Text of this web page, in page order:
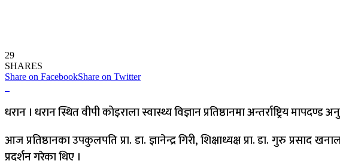
29
SHARES
Share on FacebookShare on Twitter
धरान । धरान स्थित वीपी कोइराला स्वास्थ्य विज्ञान प्रतिष्ठानमा अन्तर्राष्ट्रिय
आज प्रतिष्ठानका उपकुलपति प्रा. डा. ज्ञानेन्द्र गिरी, शिक्षाध्यक्ष प्रा. डा. गुरु
प्रदर्शन गरेका थिए ।